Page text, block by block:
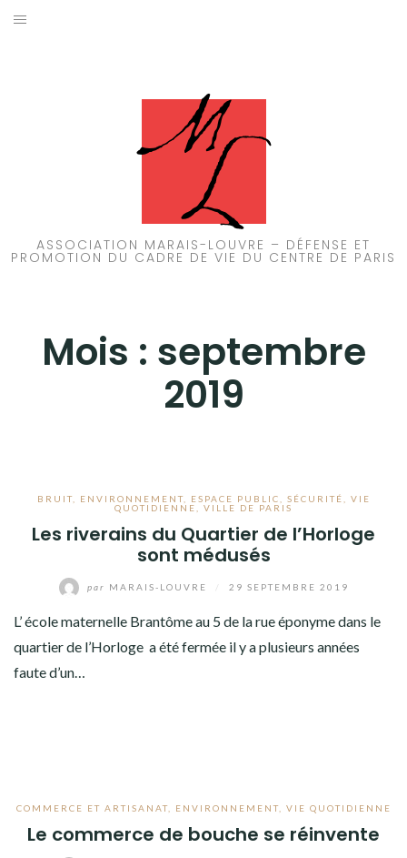
Aller
ASSOCIATION MARAIS-LOUVRE – DÉFENSE ET
PROMOTION DU CADRE DE VIE DU CENTRE DE PARIS
Mois : septembre
2019
BRUIT, ENVIRONNEMENT, ESPACE PUBLIC SÉCURITÉ
VIE
QUOTIDIENNE
VILLE DE PARIS
Les riverains du Quartier de l’Horloge
sont médusés
par MARAIS-LOUVRE 29 SEPTEMBRE 2019
L’ école maternelle Brantôme au 5 de la rue éponyme dans le
quartier de l’Horloge a été fermée il y a plusieurs années
faute d’un…
COMMERCE ET ARTISANAT, ENVIRONNEMENT, VIE QUOTIDIENNE
Le commerce de bouche se réinvente